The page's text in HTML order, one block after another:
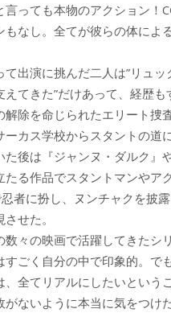
っても本物のアクション！
もなし。全てが彼らの体によ
出演に挑んだ二人は”リュッ
てきた”だけあって、経歴も
除を命じられたエリート捜
ーカス学校からスタントの道
後は『ジャンヌ・ダルク』
たる作品でスタントマンや
者に扮し、ヌンチャクを披
せた。
数々の映画で活躍してきた
すごく自分の中で印象的。
、全てリアルにしたいとい
ないように本当に気をつけ